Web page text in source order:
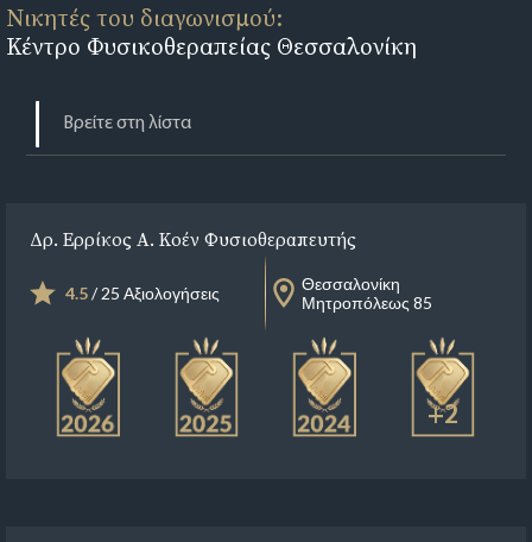
Νικητές του διαγωνισμού:
Κέντρο Φυσικοθεραπείας Θεσσαλονίκη
Δρ. Ερρίκος Α. Κοέν Φυσιοθεραπευτής
4.5/ 25 Αξιολογήσεις
Θεσσαλονίκη
Μητροπόλεως 85
+2